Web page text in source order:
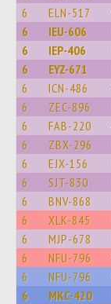
6 ELN-517
6 IEU-606
6 IEP-406
6 EYZ-671
6 ICN-486
6 ZEC-896
6 FAB-220
6 ZBX-296
6 EJX-156
6 SJT-830
6 BNV-868
6 XLK-845
6 MJP-678
6 NFU-796
6 NFU-796
6 MKC-420